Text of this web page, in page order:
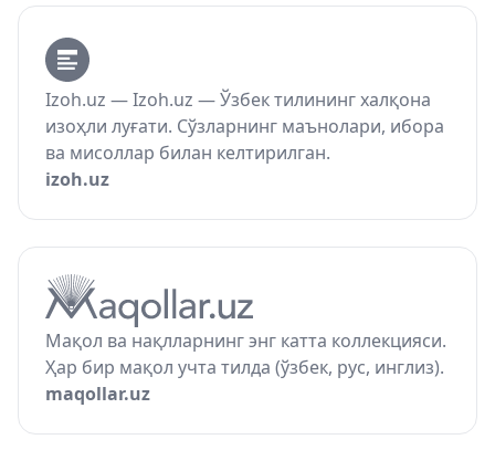
Izoh.uz — Izoh.uz — Ўзбек тилининг халқона
изоҳли луғати. Сўзларнинг маънолари, ибора
ва мисоллар билан келтирилган.
izoh.uz
Мақол ва нақлларнинг энг катта коллекцияси.
Ҳар бир мақол учта тилда (ўзбек, рус, инглиз).
maqollar.uz